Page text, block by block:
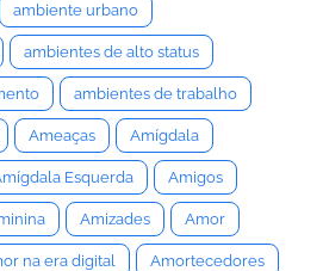
ambiente urbano
ambientes de alto status
ambientes de trabalho
Ameaças Amígdala
Esquerda Amigos
Amizades Amor
na era digital Amortecedores